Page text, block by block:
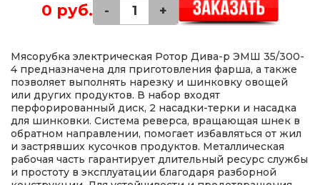
0 руб. - +
Мясорубка электрическая Ротор Дива-р ЭМШ 35/300-
4 предназначена для приготовления фарша, а также
позволяет выполнять нарезку и шинковку овощей
или других продуктов. В набор входят
перфорированный диск, 2 насадки-терки и насадка
для шинковки. Система реверса, вращающая шнек в
обратном направлении, помогает избавляться от жил
и застрявших кусочков продуктов. Металлическая
рабочая часть гарантирует длительный ресурс службы
и простоту в эксплуатации благодаря разборной